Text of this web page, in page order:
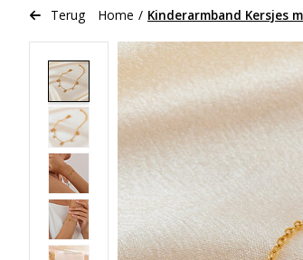
Terug Home / Kinderarmband Kersjes